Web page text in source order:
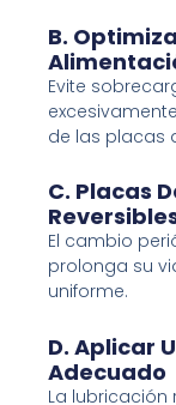
B.
Evite
de las placas
C. Placas
El cambio
prolonga su
uniforme.
D. Aplicar
Adecuado
La lubricación